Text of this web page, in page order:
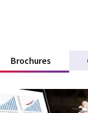
Brochures (active